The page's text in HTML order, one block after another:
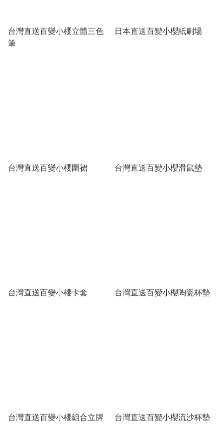
台灣直送百變小櫻立體三色
筆
日本直送百變小櫻紙劇場
台灣直送百變小櫻圍裙 台灣直送百變小櫻滑鼠墊
台灣直送百變小櫻卡套 台灣直送百變小櫻陶瓷杯墊
台灣直送百變小櫻組合立牌 台灣直送百變小櫻流沙杯墊